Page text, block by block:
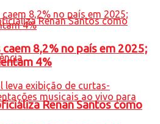
Renan Santos como
8,2% no país em 2025;
4%